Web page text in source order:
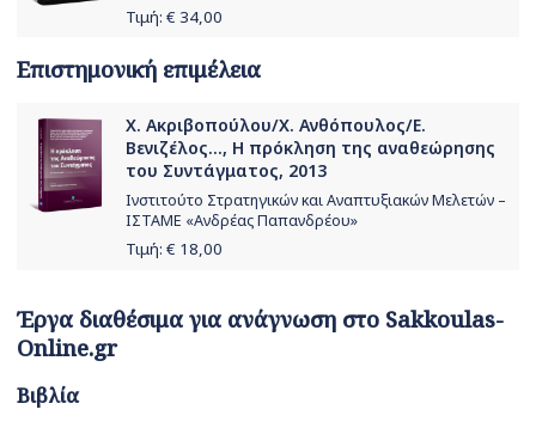
Τιμή: € 34,00
Επιστημονική επιμέλεια
Χ. Ακριβοπούλου/Χ. Ανθόπουλος/Ε.
Βενιζέλος..., Η πρόκληση της αναθεώρησης
του Συντάγματος, 2013
Ινστιτούτο Στρατηγικών και Αναπτυξιακών Μελετών –
ΙΣΤΑΜΕ «Ανδρέας Παπανδρέου»
Τιμή: € 18,00
Έργα διαθέσιμα για ανάγνωση στο Sakkoulas-
Online.gr
Βιβλία